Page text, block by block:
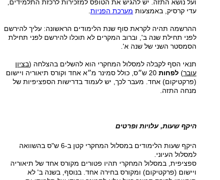
ועל נושא התזה. יש להגיש את הטופס למזכירות לרכזת התלמידים,
עדי קרסיק, באמצעות מערכת הפניות
ההרשמה תהיה לקראת סוף שנת הלימודים הראשונה: עליך להירשם
לפני תחילת שנה ב', וברוב המקרים לא תוכלו להירשם לפני תחילת
הסמסטר השני של שנה א'.
תנאי הסף לקבלה למסלול המחקרי הוא להשלים בהצלחה (בציון
עובר) לפחות
20 ש״ס, כולל סמינר מ״א אחד וקורס תיאוריה ויישום
(פרקטיקום) אחד. מעבר לכך, יש לעמוד בדרישות הספציפיות של
מנחה התזה.
היקף שעות, עלויות ופרטים
היקף שעות הלימודים במסלול המחקרי קטן ב-6 ש"ס בהשוואה
למסלול העיוני.
ספציפית, במסלול המחקרי תהיו פטורים מקורס אחד של תיאוריה
ויישום (פרקטיקום) ומקורס בחירה אחד. בנוסף, בשנה ב' לא